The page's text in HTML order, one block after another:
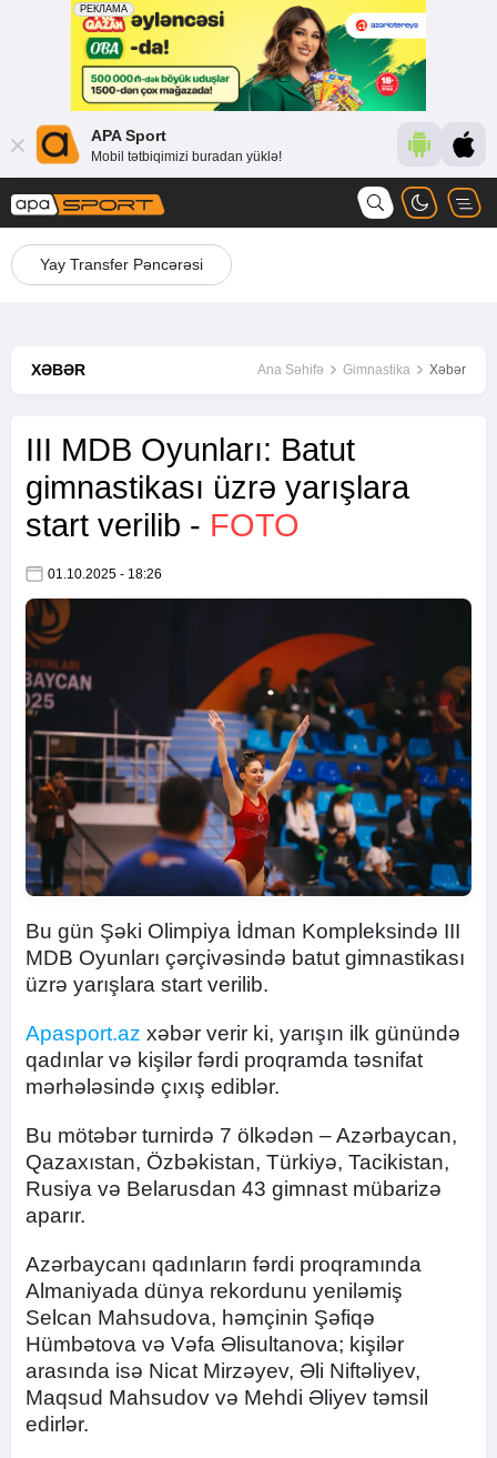
APA Sport
Mobil tətbiqimizi buradan yüklə!
Yay Transfer Pəncərəsi
XƏBƏR Ana Səhifə Gimnastika Xəbər
III MDB Oyunları: Batut
gimnastikası üzrə yarışlara
start verilib - FOTO
01.10.2025 - 18:26
Bu gün Şəki Olimpiya İdman Kompleksində III
MDB Oyunları çərçivəsində batut gimnastikası
üzrə yarışlara start verilib.
Apasport.az xəbər verir ki, yarışın ilk günündə
qadınlar və kişilər fərdi proqramda təsnifat
mərhələsində çıxış ediblər.
Bu mötəbər turnirdə 7 ölkədən – Azərbaycan,
Qazaxıstan, Özbəkistan, Türkiyə, Tacikistan,
Rusiya və Belarusdan 43 gimnast mübarizə
aparır.
Azərbaycanı qadınların fərdi proqramında
Almaniyada dünya rekordunu yeniləmiş
Selcan Mahsudova, həmçinin Şəfiqə
Hümbətova və Vəfa Əlisultanova; kişilər
arasında isə Nicat Mirzəyev, Əli Niftəliyev,
Maqsud Mahsudov və Mehdi Əliyev təmsil
edirlər.